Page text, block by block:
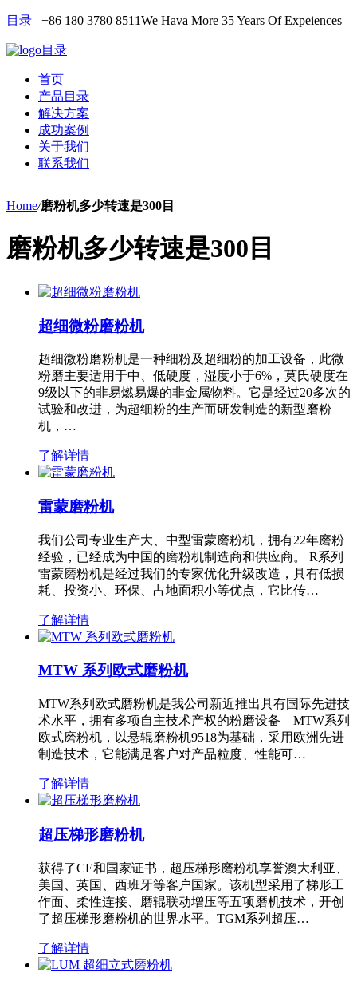
目录 +86 180 3780 8511We Hava More 35 Years Of Expeiences
目录
首页
产品目录
解决方案
成功案例
关于我们
联系我们
Home/磨粉机多少转速是300目
磨粉机多少转速是300目
超细微粉磨粉机
超细微粉磨粉机是一种细粉及超细粉的加工设备，此微
粉磨主要适用于中、低硬度，湿度小于6%，莫氏硬度在
9级以下的非易燃易爆的非金属物料。它是经过20多次的
试验和改进，为超细粉的生产而研发制造的新型磨粉
机，…
了解详情
雷蒙磨粉机
我们公司专业生产大、中型雷蒙磨粉机，拥有22年磨粉
经验，已经成为中国的磨粉机制造商和供应商。 R系列
雷蒙磨粉机是经过我们的专家优化升级改造，具有低损
耗、投资小、环保、占地面积小等优点，它比传…
了解详情
MTW 系列欧式磨粉机
MTW系列欧式磨粉机是我公司新近推出具有国际先进技
术水平，拥有多项自主技术产权的粉磨设备—MTW系列
欧式磨粉机，以悬辊磨粉机9518为基础，采用欧洲先进
制造技术，它能满足客户对产品粒度、性能可…
了解详情
超压梯形磨粉机
获得了CE和国家证书，超压梯形磨粉机享誉澳大利亚、
美国、英国、西班牙等客户国家。该机型采用了梯形工
作面、柔性连接、磨辊联动增压等五项磨机技术，开创
了超压梯形磨粉机的世界水平。TGM系列超压…
了解详情